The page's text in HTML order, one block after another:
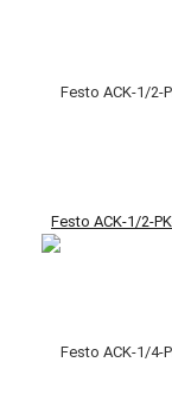
Festo ACK-1/2-